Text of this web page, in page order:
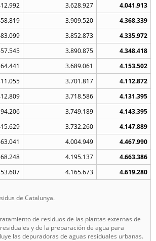
3.628.927
4.041.913
3.909.520
4.368.339
3.852.873
4.335.972
3.890.875
4.348.418
3.689.061
4.153.502
3.701.817
4.112.872
3.718.586
4.131.395
3.749.189
4.143.395
3.732.260
4.147.889
4.004.949
4.467.990
4.195.137
4.663.386
4.165.673
4.619.280
de Catalunya.
de residuos de las plantas externas de
y de la preparación de agua para
las depuradoras de aguas residuales urbanas.